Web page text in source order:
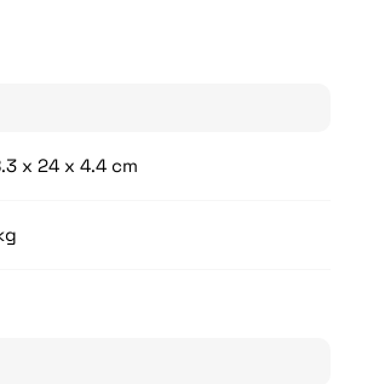
x 24 x 4.4 cm